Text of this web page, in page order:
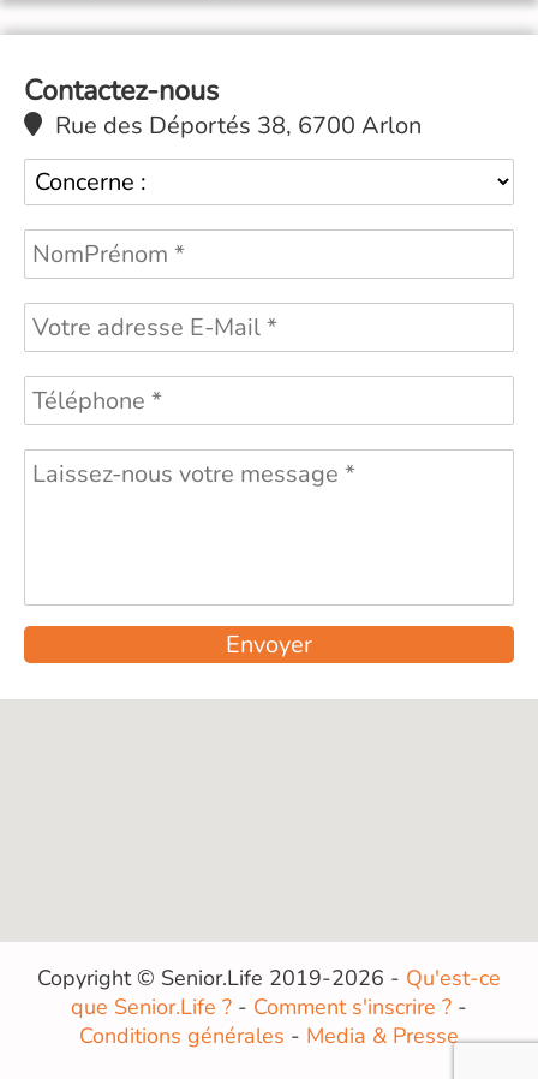
Contactez-nous
Rue des Déportés 38, 6700 Arlon
Envoyer
Copyright © Senior.Life 2019-2026 - Qu'est-ce
que Senior.Life ? - Comment s'inscrire ? -
Conditions générales - Media & Presse